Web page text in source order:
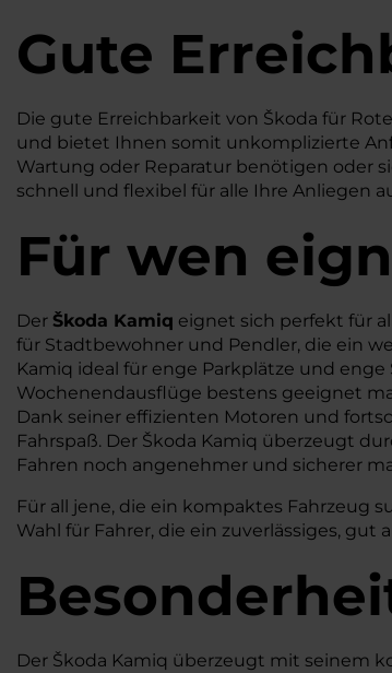
Gute
Die gute Erreichbarkeit von Škoda für
und bietet Ihnen somit unkomplizierte
Wartung oder Reparatur benötigen oder
schnell und flexibel für alle Ihre Anliegen
Für wen
Der Škoda Kamiq eignet sich perfekt für
für Stadtbewohner und Pendler, die ein
Kamiq ideal für enge Parkplätze und
Wochenendausflüge bestens geeignet
Dank seiner effizienten Motoren und
Fahrspaß. Der Škoda Kamiq überzeugt
Fahren noch angenehmer und sicherer
Für all jene, die ein kompaktes Fahrzeug
Wahl für Fahrer, die ein zuverlässiges,
Der Škoda Kamiq überzeugt mit seinem